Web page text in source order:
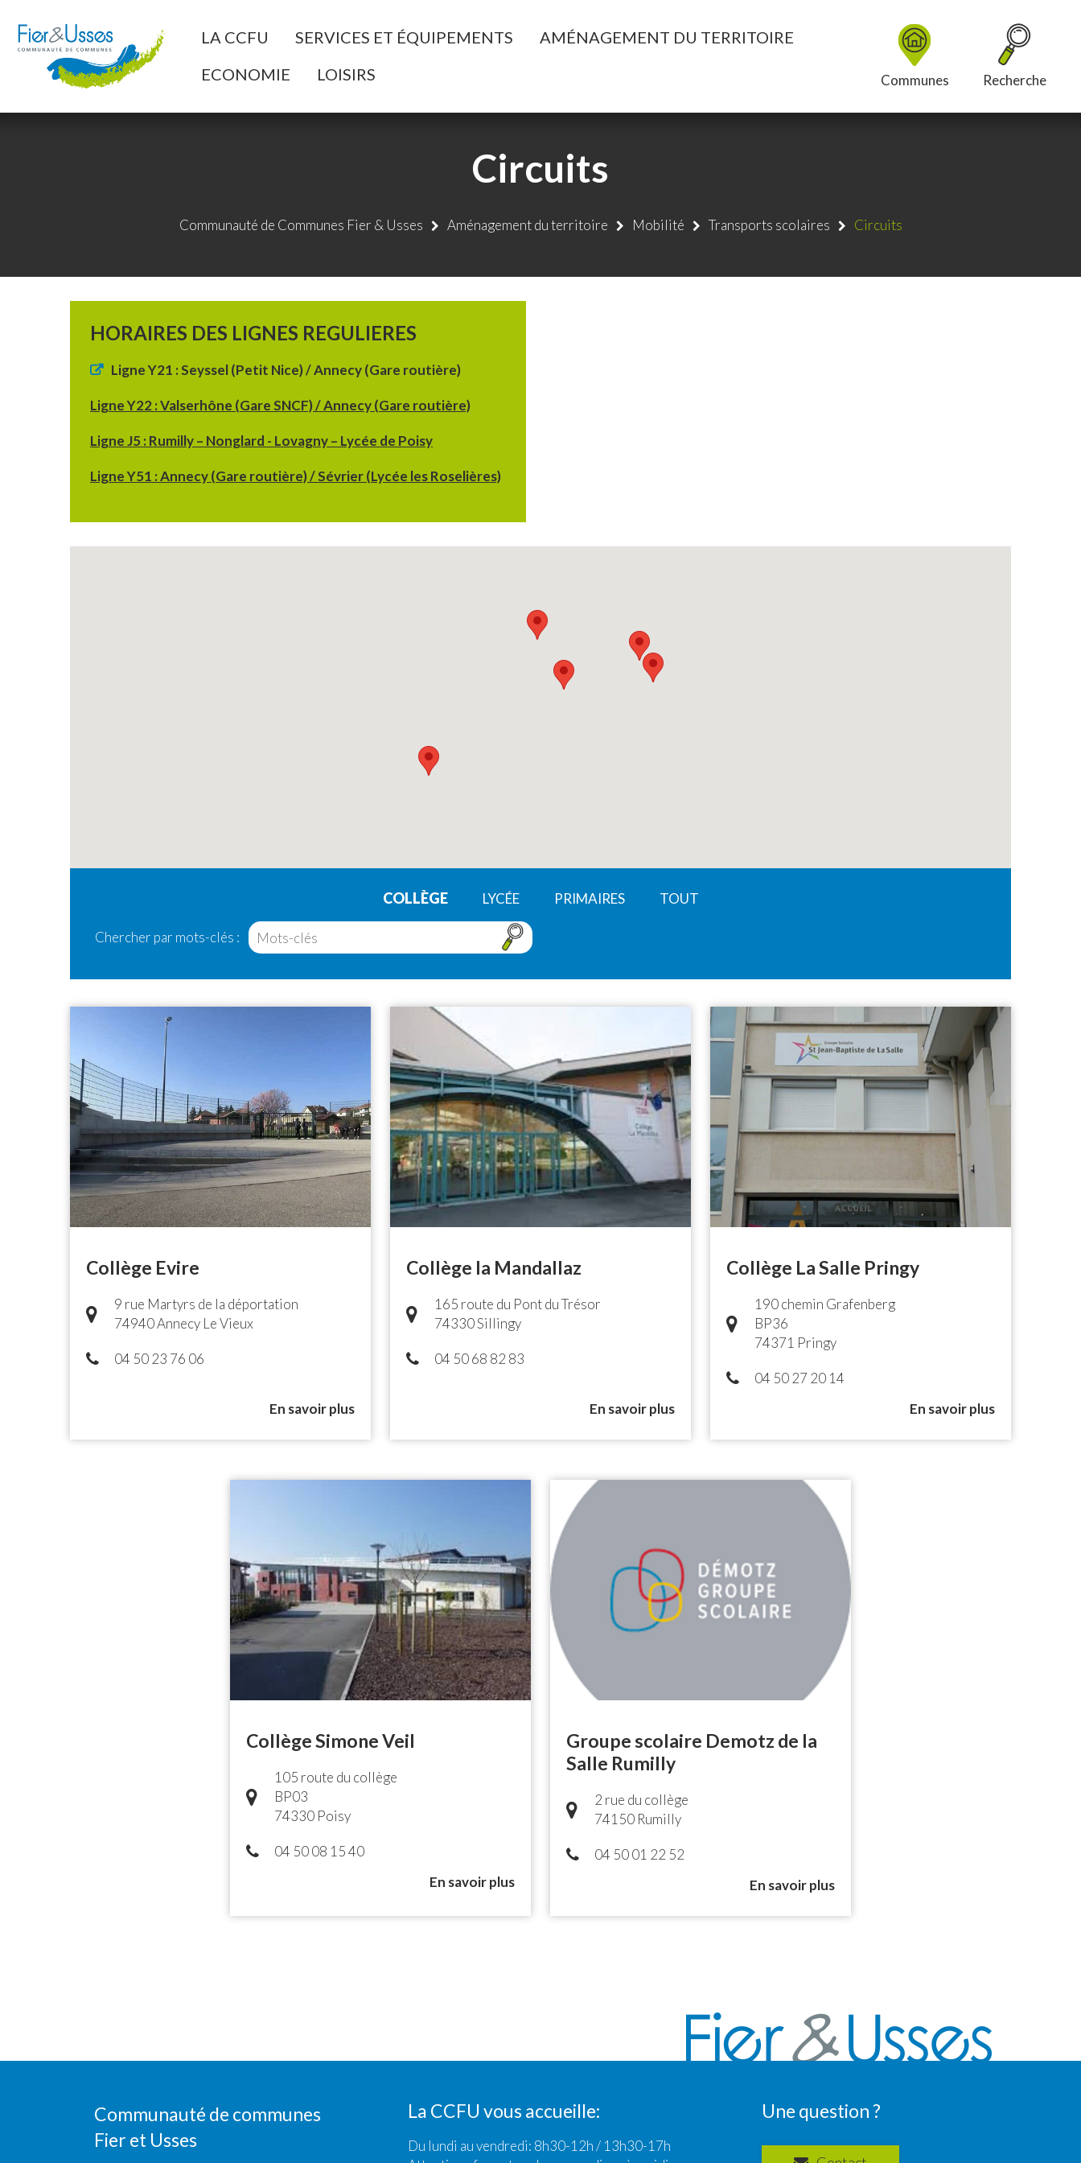
LA CCFU SERVICES ET ÉQUIPEMENTS
AMÉNAGEMENT DU TERRITOIRE
ECONOMIE
LOISIRS Communes Recherche
Circuits
Communauté de Communes Fier & Usses Aménagement du territoire Mobilité Transports scolaires Circuits
HORAIRES DES LIGNES REGULIERES
Ligne Y21 : Seyssel (Petit Nice) / Annecy (Gare routière)
Ligne Y22 : Valserhône (Gare SNCF) / Annecy (Gare routière)
Ligne J5 : Rumilly – Nonglard - Lovagny – Lycée de Poisy
Ligne Y51 : Annecy (Gare routière) / Sévrier (Lycée les Roselières)
catégorie
COLLÈGE LYCÉE PRIMAIRES TOUT
Chercher par mots-clés :
Résultats
de
la
recherche
Collège Evire
9 rue Martyrs de la déportation
74940 Annecy Le Vieux
04 50 23 76 06
En savoir plus
Collège la Mandallaz
165 route du Pont du Trésor
74330 Sillingy
04 50 68 82 83
En savoir plus
Collège La Salle Pringy
190 chemin Grafenberg
BP36
74371 Pringy
04 50 27 20 14
En savoir plus
Collège Simone Veil
105 route du collège
BP03
74330 Poisy
04 50 08 15 40
En savoir plus
Groupe scolaire Demotz de la
Salle Rumilly
2 rue du collège
74150 Rumilly
04 50 01 22 52
En savoir plus
Communauté de communes
Fier et Usses
La CCFU vous accueille:
Du lundi au vendredi: 8h30-12h / 13h30-17h
Une question ?